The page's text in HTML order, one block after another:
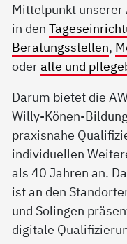
Mittelpunkt unserer
in den
Beratungsstellen,
oderalte und
Darum bietet die
Willy-Könen-
praxisnahe
individuellen
als 40 Jahren an.
ist an den
und Solingen
digitale